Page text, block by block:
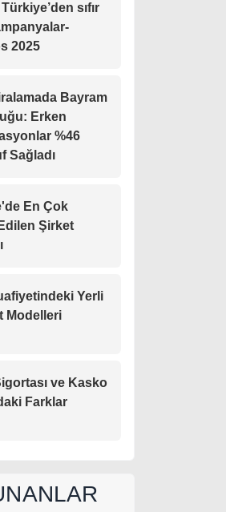
sıfır
2025
Bayram
Erken
%46
Sağladı
En Çok
Şirket
Yerli
Modelleri
ve Kasko
Farklar